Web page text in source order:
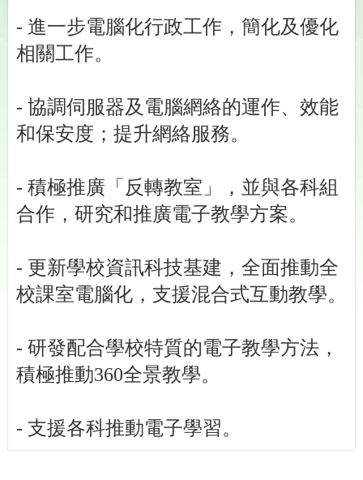
- 進一步電腦化行政工作，簡化及優化
相關工作。
- 協調伺服器及電腦網絡的運作、效能
和保安度；提升網絡服務。
- 積極推廣「反轉教室」，並與各科組
合作，研究和推廣電子教學方案。
- 更新學校資訊科技基建，全面推動全
校課室電腦化，支援混合式互動教學。
- 研發配合學校特質的電子教學方法，
積極推動360全景教學。
- 支援各科推動電子學習。